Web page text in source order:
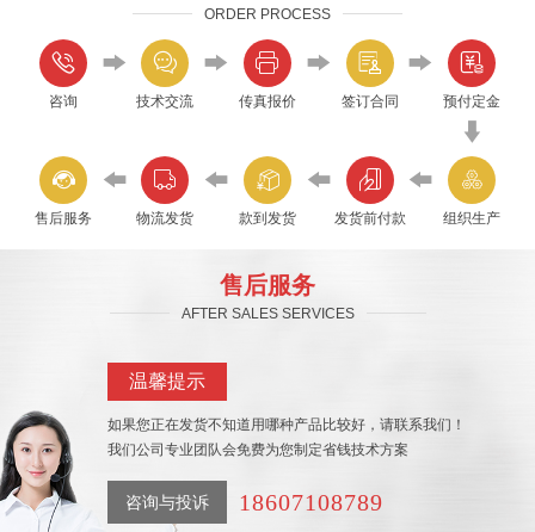
ORDER PROCESS
咨询 技术交流 传真报价 签订合同 预付定金
组织生产
发货前付款
款到发货
物流发货
售后服务
售后服务
AFTER SALES SERVICES
温馨提示
如果您正在发货不知道用哪种产品比较好，请联系我们！
我们公司专业团队会免费为您制定省钱技术方案
咨询与投诉 18607108789